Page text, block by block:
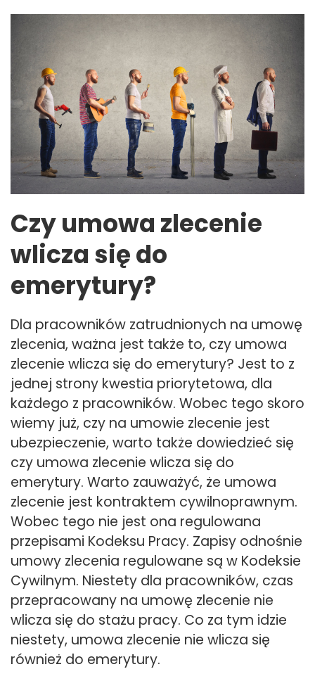
Czy umowa zlecenie
wlicza się do
emerytury?
Dla pracowników zatrudnionych na umowę
zlecenia, ważna jest także to, czy umowa
zlecenie wlicza się do emerytury? Jest to z
jednej strony kwestia priorytetowa, dla
każdego z pracowników. Wobec tego skoro
wiemy już, czy na umowie zlecenie jest
ubezpieczenie, warto także dowiedzieć się
czy umowa zlecenie wlicza się do
emerytury. Warto zauważyć, że umowa
zlecenie jest kontraktem cywilnoprawnym.
Wobec tego nie jest ona regulowana
przepisami Kodeksu Pracy. Zapisy odnośnie
umowy zlecenia regulowane są w Kodeksie
Cywilnym. Niestety dla pracowników, czas
przepracowany na umowę zlecenie nie
wlicza się do stażu pracy. Co za tym idzie
niestety, umowa zlecenie nie wlicza się
również do emerytury.